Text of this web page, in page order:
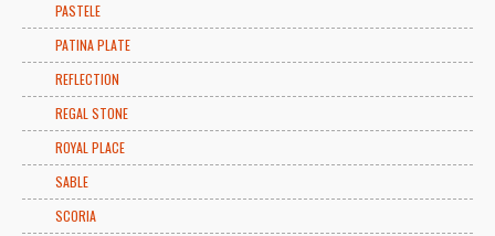
PASTELE
PATINA PLATE
REFLECTION
REGAL STONE
ROYAL PLACE
SABLE
SCORIA